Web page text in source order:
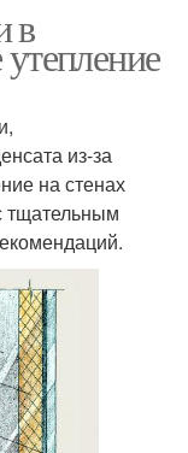
в
из-за
на стенах
тщательным